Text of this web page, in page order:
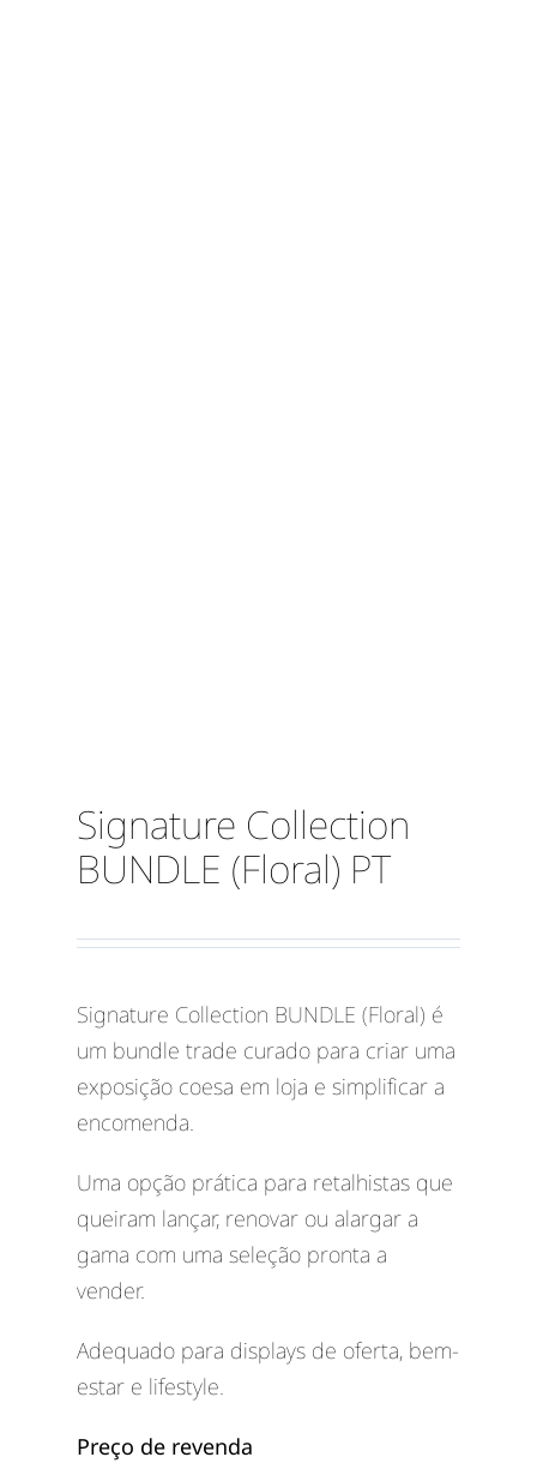
Signature Collection
BUNDLE (Floral) PT
Signature Collection BUNDLE (Floral) é
um bundle trade curado para criar uma
exposição coesa em loja e simplificar a
encomenda.
Uma opção prática para retalhistas que
queiram lançar, renovar ou alargar a
gama com uma seleção pronta a
vender.
Adequado para displays de oferta, bem-
estar e lifestyle.
Preço de revenda